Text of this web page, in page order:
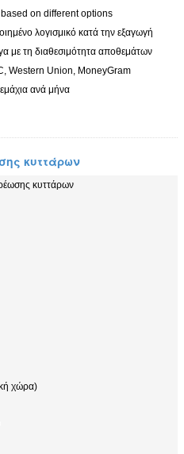
on different options
λογισμικό κατά την εξαγωγή
με τη διαθεσιμότητα αποθεμάτων
Western Union, MoneyGram
ανά μήνα
κυττάρων
κυττάρων
χώρα)